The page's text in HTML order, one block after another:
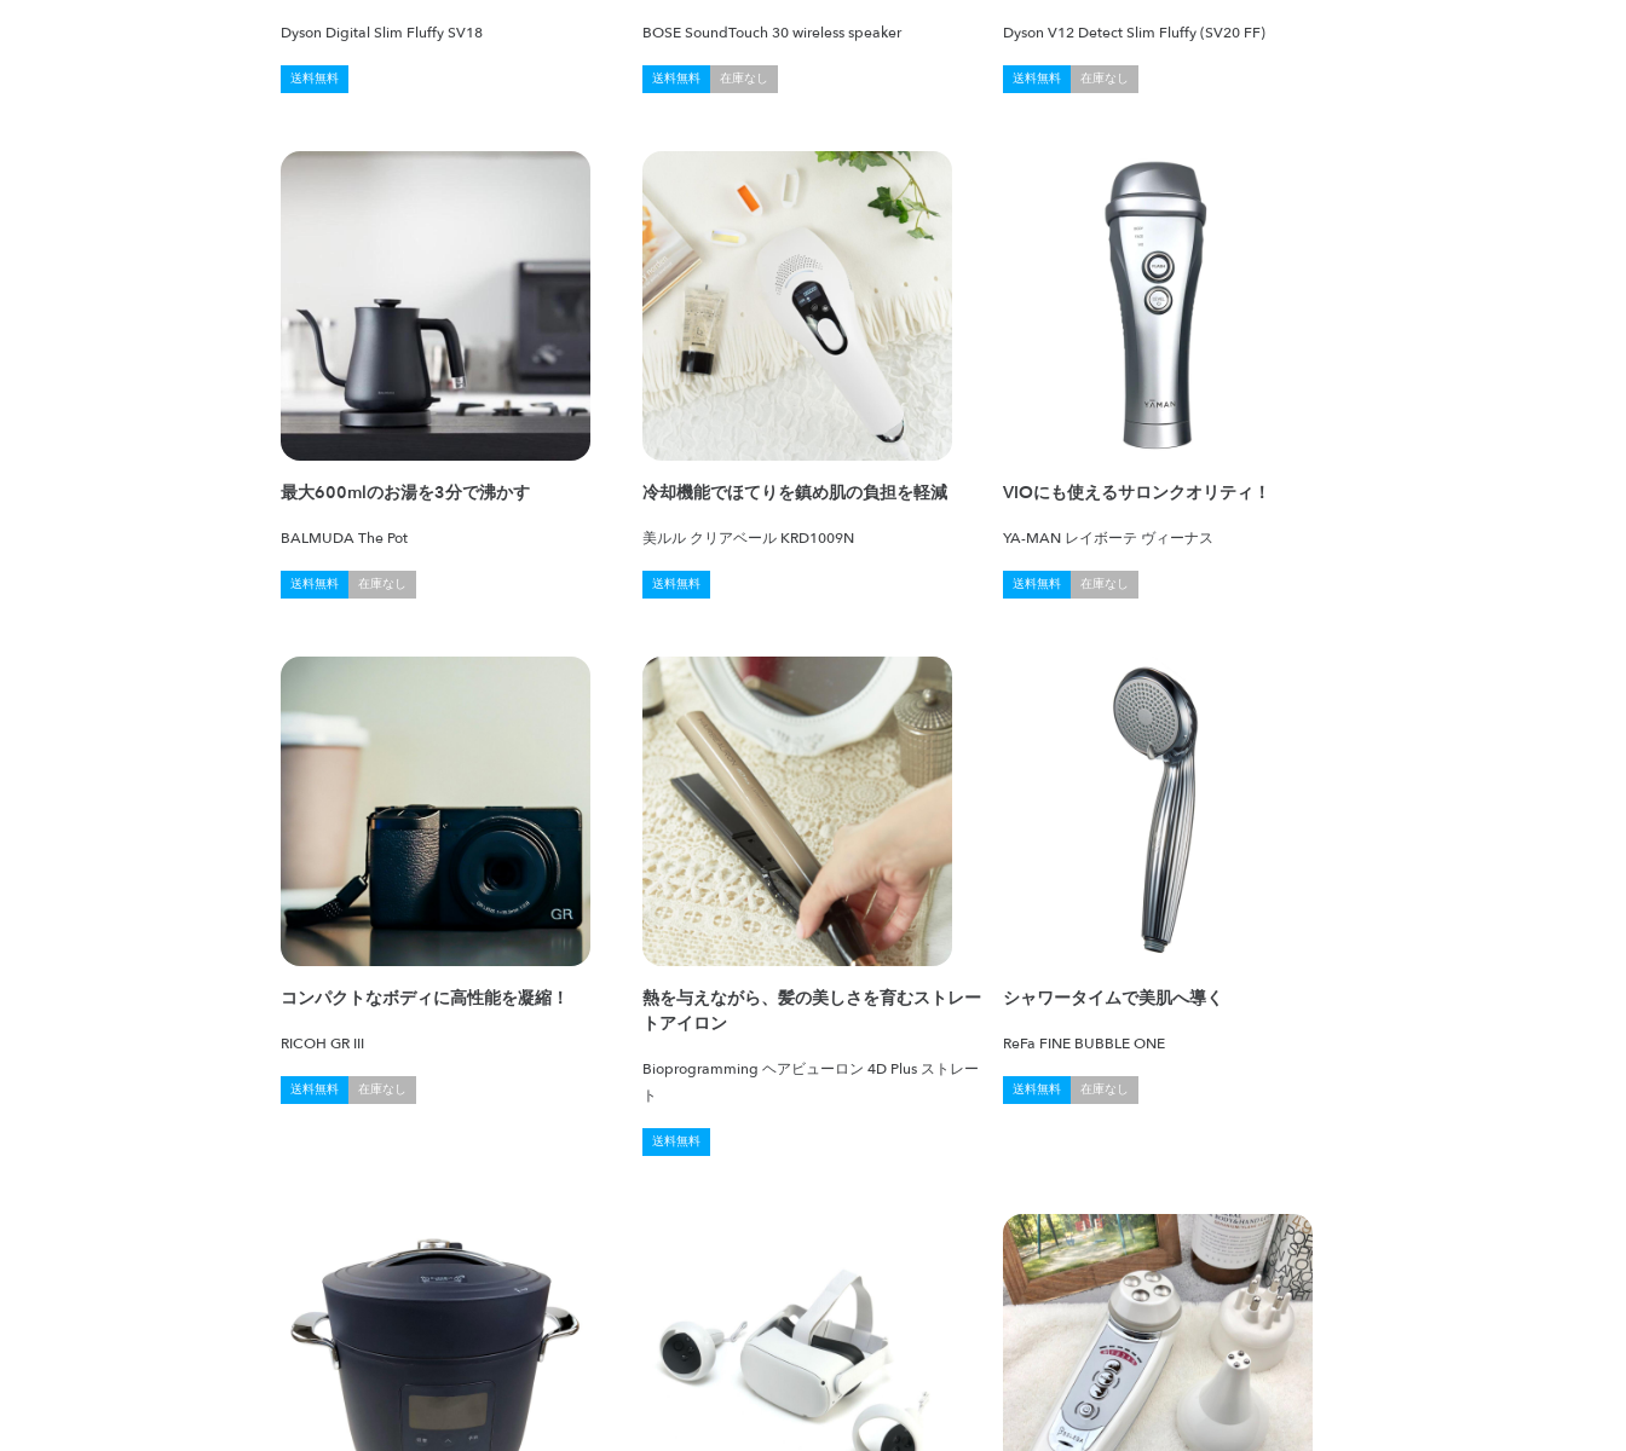
Dyson Digital Slim Fluffy SV18
送料無料
BOSE SoundTouch 30 wireless speaker
送料無料 在庫なし
Dyson V12 Detect Slim Fluffy (SV20 FF)
送料無料 在庫なし
最大600mlのお湯を3分で沸かす
BALMUDA The Pot
送料無料 在庫なし
冷却機能でほてりを鎮め肌の負担を軽減
美ルル クリアベール KRD1009N
送料無料
VIOにも使えるサロンクオリティ！
YA-MAN レイボーテ ヴィーナス
送料無料 在庫なし
コンパクトなボディに高性能を凝縮！
RICOH GR III
送料無料 在庫なし
熱を与えながら、髪の美しさを育むストレー
トアイロン
Bioprogramming ヘアビューロン 4D Plus ストレー
ト
送料無料
シャワータイムで美肌へ導く
ReFa FINE BUBBLE ONE
送料無料 在庫なし